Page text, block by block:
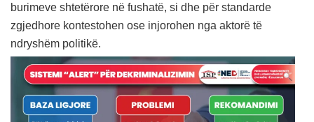
burimeve shtetërore në fushatë, si dhe për standarde
zgjedhore kontestohen ose injorohen nga aktorë të
ndryshëm politikë.